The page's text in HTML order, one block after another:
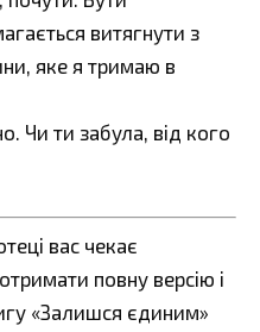
витягнути з
яке я тримаю в
Чи ти забула, від кого
вас чекає
повну версію і
«Залишся єдиним»